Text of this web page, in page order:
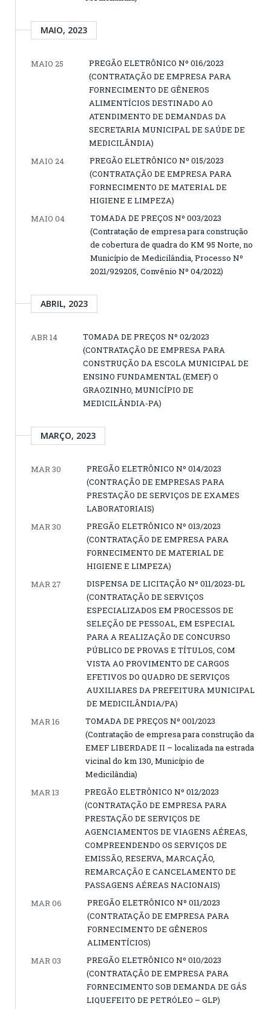
MAIO, 2023
MAIO 25
PREGÃO ELETRÔNICO Nº 016/2023
(CONTRATAÇÃO DE EMPRESA PARA
FORNECIMENTO DE GÊNEROS
ALIMENTÍCIOS DESTINADO AO
ATENDIMENTO DE DEMANDAS DA
SECRETARIA MUNICIPAL DE SAÚDE DE
MEDICILÂNDIA)
MAIO 24
PREGÃO ELETRÔNICO Nº 015/2023
(CONTRATAÇÃO DE EMPRESA PARA
FORNECIMENTO DE MATERIAL DE
HIGIENE E LIMPEZA)
MAIO 04
TOMADA DE PREÇOS Nº 003/2023
(Contratação de empresa para construção
de cobertura de quadra do KM 95 Norte, no
Município de Medicilândia, Processo Nº
2021/929205, Convênio Nº 04/2022)
ABRIL, 2023
ABR 14
TOMADA DE PREÇOS Nº 02/2023
(CONTRATAÇÃO DE EMPRESA PARA
CONSTRUÇÃO DA ESCOLA MUNICIPAL DE
ENSINO FUNDAMENTAL (EMEF) O
GRAOZINHO, MUNICÍPIO DE
MEDICILÂNDIA-PA)
MARÇO, 2023
MAR 30
PREGÃO ELETRÔNICO Nº 014/2023
(CONTRAÇÃO DE EMPRESAS PARA
PRESTAÇÃO DE SERVIÇOS DE EXAMES
LABORATORIAIS)
MAR 30
PREGÃO ELETRÔNICO Nº 013/2023
(CONTRATAÇÃO DE EMPRESA PARA
FORNECIMENTO DE MATERIAL DE
HIGIENE E LIMPEZA)
MAR 27
DISPENSA DE LICITAÇÃO Nº 011/2023-DL
(CONTRATAÇÃO DE SERVIÇOS
ESPECIALIZADOS EM PROCESSOS DE
SELEÇÃO DE PESSOAL, EM ESPECIAL
PARA A REALIZAÇÃO DE CONCURSO
PÚBLICO DE PROVAS E TÍTULOS, COM
VISTA AO PROVIMENTO DE CARGOS
EFETIVOS DO QUADRO DE SERVIÇOS
AUXILIARES DA PREFEITURA MUNICIPAL
DE MEDICILÂNDIA/PA)
MAR 16
TOMADA DE PREÇOS Nº 001/2023
(Contratação de empresa para construção da
EMEF LIBERDADE II – localizada na estrada
vicinal do km 130, Município de
Medicilândia)
MAR 13
PREGÃO ELETRÔNICO Nº 012/2023
(CONTRATAÇÃO DE EMPRESA PARA
PRESTAÇÃO DE SERVIÇOS DE
AGENCIAMENTOS DE VIAGENS AÉREAS,
COMPREENDENDO OS SERVIÇOS DE
EMISSÃO, RESERVA, MARCAÇÃO,
REMARCAÇÃO E CANCELAMENTO DE
PASSAGENS AÉREAS NACIONAIS)
MAR 06
PREGÃO ELETRÔNICO Nº 011/2023
(CONTRATAÇÃO DE EMPRESA PARA
FORNECIMENTO DE GÊNEROS
ALIMENTÍCIOS)
MAR 03
PREGÃO ELETRÔNICO Nº 010/2023
(CONTRATAÇÃO DE EMPRESA PARA
FORNECIMENTO SOB DEMANDA DE GÁS
LIQUEFEITO DE PETRÓLEO – GLP)